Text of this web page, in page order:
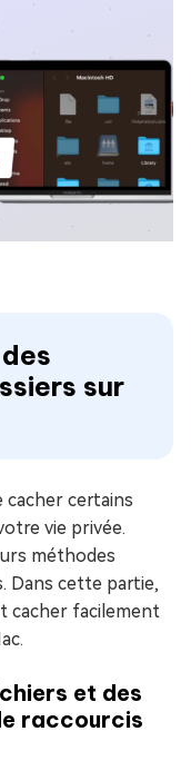
sur
cacher certains
vie privée.
méthodes
Dans cette partie,
cacher facilement
et des
raccourcis